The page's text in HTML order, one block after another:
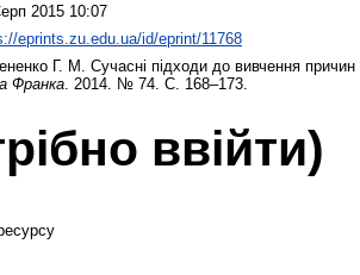
2015 10:07
eprints.zu.edu.ua/id/eprint/11768
Г. М.
Сучасні підходи до вивчення
Франка . 2014. № 74. С. 168–173.
ввійти)